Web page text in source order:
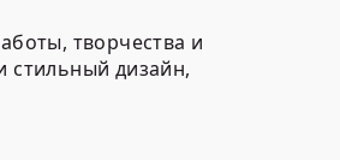
творчества и
стильный дизайн,